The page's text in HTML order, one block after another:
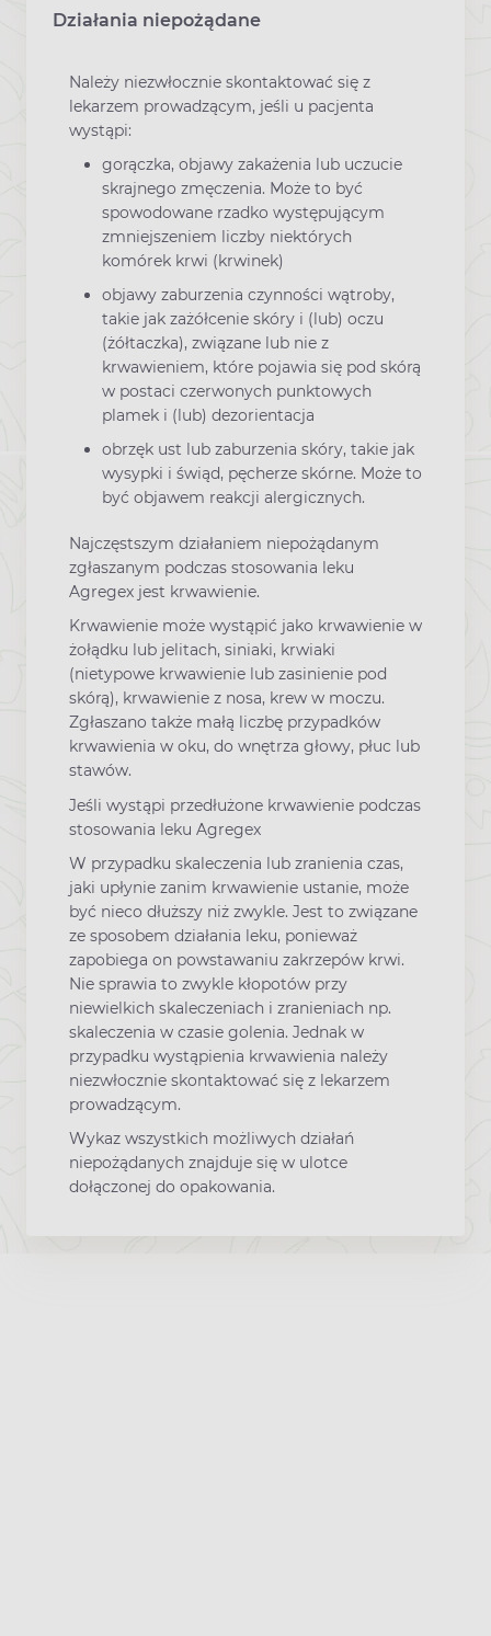
Działania niepożądane
Należy niezwłocznie skontaktować się z
lekarzem prowadzącym, jeśli u pacjenta
wystąpi:
gorączka, objawy zakażenia lub uczucie
skrajnego zmęczenia. Może to być
spowodowane rzadko występującym
zmniejszeniem liczby niektórych
komórek krwi (krwinek)
objawy zaburzenia czynności wątroby,
takie jak zażółcenie skóry i (lub) oczu
(żółtaczka), związane lub nie z
krwawieniem, które pojawia się pod skórą
w postaci czerwonych punktowych
plamek i (lub) dezorientacja
obrzęk ust lub zaburzenia skóry, takie jak
wysypki i świąd, pęcherze skórne. Może to
być objawem reakcji alergicznych.
Najczęstszym działaniem niepożądanym
zgłaszanym podczas stosowania leku
Agregex jest krwawienie.
Krwawienie może wystąpić jako krwawienie w
żołądku lub jelitach, siniaki, krwiaki
(nietypowe krwawienie lub zasinienie pod
skórą), krwawienie z nosa, krew w moczu.
Zgłaszano także małą liczbę przypadków
krwawienia w oku, do wnętrza głowy, płuc lub
stawów.
Jeśli wystąpi przedłużone krwawienie podczas
stosowania leku Agregex
W przypadku skaleczenia lub zranienia czas,
jaki upłynie zanim krwawienie ustanie, może
być nieco dłuższy niż zwykle. Jest to związane
ze sposobem działania leku, ponieważ
zapobiega on powstawaniu zakrzepów krwi.
Nie sprawia to zwykle kłopotów przy
niewielkich skaleczeniach i zranieniach np.
skaleczenia w czasie golenia. Jednak w
przypadku wystąpienia krwawienia należy
niezwłocznie skontaktować się z lekarzem
prowadzącym.
Wykaz wszystkich możliwych działań
niepożądanych znajduje się w ulotce
dołączonej do opakowania.